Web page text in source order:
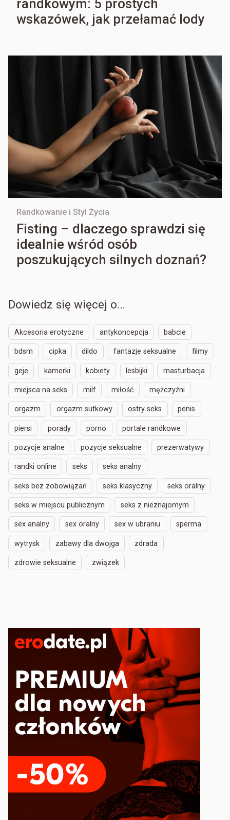
randkowym: 5 prostych
wskazówek, jak przełamać lody
Randkowanie i Styl Życia
Fisting – dlaczego sprawdzi się
idealnie wśród osób
poszukujących silnych doznań?
Dowiedz się więcej o…
Akcesoria erotyczne antykoncepcja babcie
bdsm cipka dildo fantazje seksualne filmy
geje kamerki kobiety lesbijki masturbacja
miejsca na seks milf miłość mężczyźni
orgazm orgazm sutkowy ostry seks penis
piersi porady porno portale randkowe
pozycje analne pozycje seksualne prezerwatywy
randki online seks seks analny
seks bez zobowiązań seks klasyczny seks oralny
seks w miejscu publicznym seks z nieznajomym
sex analny sex oralny sex w ubraniu sperma
wytrysk zabawy dla dwojga zdrada
zdrowie seksualne związek